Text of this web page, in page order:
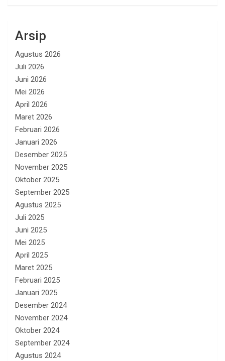
Arsip
Agustus 2026
Juli 2026
Juni 2026
Mei 2026
April 2026
Maret 2026
Februari 2026
Januari 2026
Desember 2025
November 2025
Oktober 2025
September 2025
Agustus 2025
Juli 2025
Juni 2025
Mei 2025
April 2025
Maret 2025
Februari 2025
Januari 2025
Desember 2024
November 2024
Oktober 2024
September 2024
Agustus 2024